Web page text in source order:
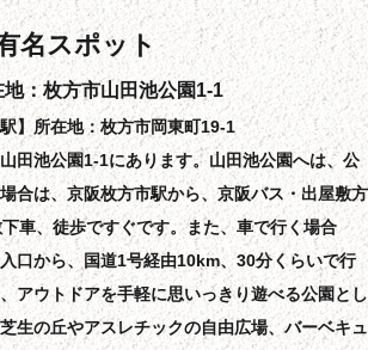
名スポット
：枚方市山田池公園1-1
】所在地：枚方市岡東町19-1
田池公園1-1にあります。山田池公園へは、公
合は、京阪枚方市駅から、京阪バス・出屋敷方
車、徒歩ですぐです。また、車で行く場合
口から、国道1号経由10km、30分くらいで行
アウトドアを手軽に思いっきり遊べる公園とし
生の丘やアスレチックの自由広場、バーベキュ